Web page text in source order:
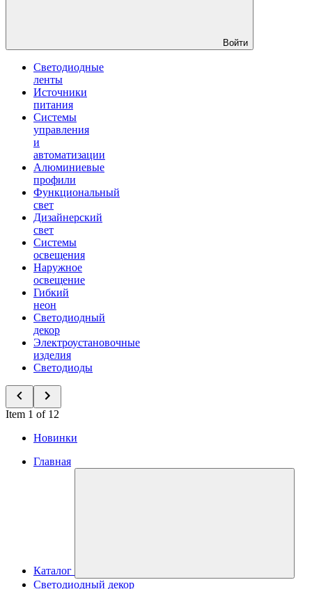
Войти
Светодиодные
ленты
Источники
питания
Системы
управления
и
автоматизации
Алюминиевые
профили
Функциональный
свет
Дизайнерский
свет
Системы
освещения
Наружное
освещение
Гибкий
неон
Светодиодный
декор
Электроустановочные
изделия
Светодиоды
Item 1 of 12
Новинки
Главная
Каталог
Светодиодный декор